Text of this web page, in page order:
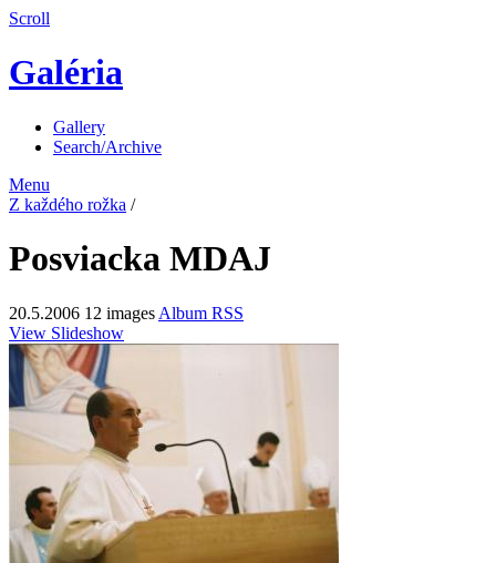
Scroll
Galéria
Gallery
Search/Archive
Menu
Z každého rožka /
Posviacka MDAJ
20.5.2006 12 images Album RSS
View Slideshow